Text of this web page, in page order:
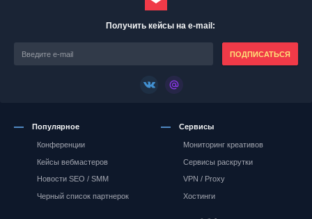
Получить кейсы на e-mail:
ПОДПИСАТЬСЯ
Популярное
Конференции
Кейсы вебмастеров
Новости SEO / SMM
Черный список партнерок
Сервисы
Мониторинг креативов
Сервисы раскрутки
VPN / Proxy
Хостинги